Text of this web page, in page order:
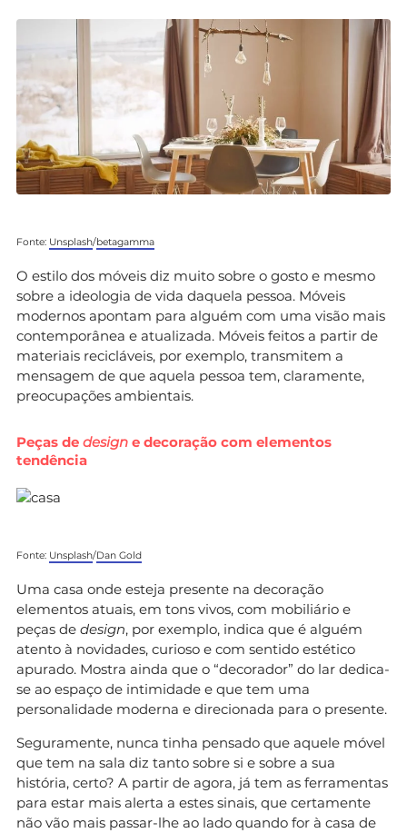
Fonte: Unsplash/betagamma
O estilo dos móveis diz muito sobre o gosto e mesmo
sobre a ideologia de vida daquela pessoa. Móveis
modernos apontam para alguém com uma visão mais
contemporânea e atualizada. Móveis feitos a partir de
materiais recicláveis, por exemplo, transmitem a
mensagem de que aquela pessoa tem, claramente,
preocupações ambientais.
Peças de design e decoração com elementos
tendência
Fonte: Unsplash/Dan Gold
Uma casa onde esteja presente na decoração
elementos atuais, em tons vivos, com mobiliário e
peças de design, por exemplo, indica que é alguém
atento à novidades, curioso e com sentido estético
apurado. Mostra ainda que o “decorador” do lar dedica-
se ao espaço de intimidade e que tem uma
personalidade moderna e direcionada para o presente.
Seguramente, nunca tinha pensado que aquele móvel
que tem na sala diz tanto sobre si e sobre a sua
história, certo? A partir de agora, já tem as ferramentas
para estar mais alerta a estes sinais, que certamente
não vão mais passar-lhe ao lado quando for à casa de